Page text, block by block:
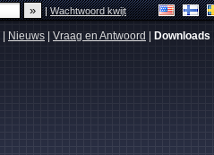
|Wachtwoord kwijt
Nieuws Vraag en Antwoord Downloads